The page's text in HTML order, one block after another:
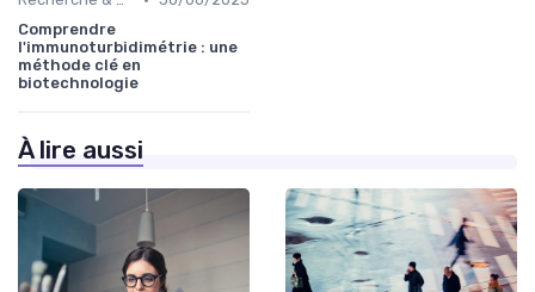
Comprendre
l'immunoturbidimétrie : une
méthode clé en
biotechnologie
À lire aussi